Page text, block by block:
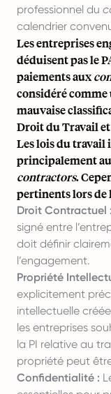
professionnel du
calendrier
Les entreprises
déduisent pas le
paiements aux
considéré comme
mauvaise
Droit du Travail
Les lois du travail
principalement
contractors.
pertinents lors de
Droit Contractuel :
signé entre
doit définir
l’engagement.
Propriété
explicitement
intellectuelle
les entreprises
la PI relative au
propriété peut
Confidentialité :